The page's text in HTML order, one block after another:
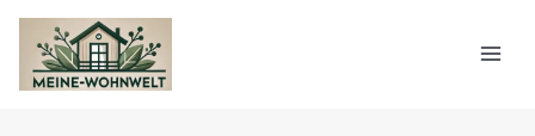
Zum
Inhalt
springen